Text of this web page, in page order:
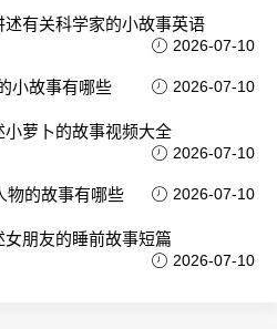
有关科学家的小故事英语
2026-07-10
小故事有哪些 2026-07-10
萝卜的故事视频大全
2026-07-10
物的故事有哪些 2026-07-10
朋友的睡前故事短篇
2026-07-10